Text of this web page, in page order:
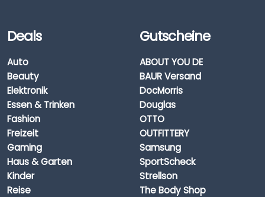
Deals
Auto
Beauty
Elektronik
Essen & Trinken
Fashion
Freizeit
Gaming
Haus & Garten
Kinder
Reise
Gutscheine
ABOUT YOU DE
BAUR Versand
DocMorris
Douglas
OTTO
OUTFITTERY
Samsung
SportScheck
Strellson
The Body Shop